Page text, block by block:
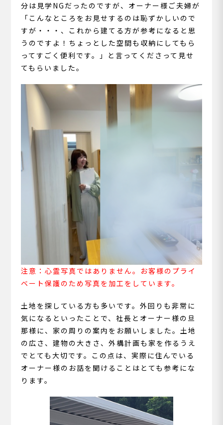
分は見学NGだったのですが、オーナー様ご夫婦が
「こんなところをお見せするのは恥ずかしいので
すが・・・、これから建てる方が参考になると思
うのですよ！ちょっとした空間も収納にしてもら
ってすごく便利です。」と言ってくださって見せ
てもらいました。
注意：心霊写真ではありません。お客様のプライ
ベート保護のため写真を加工をしています。
土地を探している方も多いです。外回りも非常に
気になるといったことで、社長とオーナー様の旦
那様に、家の周りの案内をお願いしました。土地
の広さ、建物の大きさ、外構計画も家を作るうえ
でとても大切です。この点は、実際に住んでいる
オーナー様のお話を聞けることはとても参考にな
ります。